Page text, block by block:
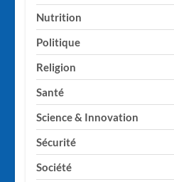
Nutrition
Politique
Religion
Santé
Science & Innovation
Sécurité
Société